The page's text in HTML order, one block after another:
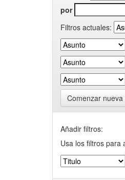
por
Filtros actuales:
Comenzar
Añadir filtros:
Usa los filtros para